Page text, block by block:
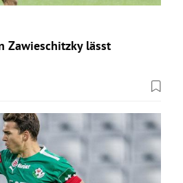
Zawieschitzky lässt